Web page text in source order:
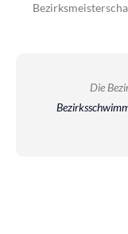
Die